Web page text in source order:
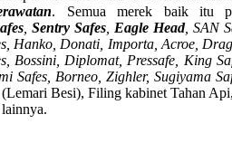
. Semua merek baik itu
Sentry Safes Eagle Head, SAN
Hanko, Donati, Importa, Acroe,
Bossini, Diplomat, Pressafe,
Safes, Borneo, Zighler, Sugiyama
Besi), Filing kabinet Tahan